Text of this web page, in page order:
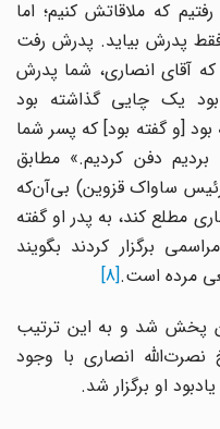
که ملاقاتش کنیم؛ اما
پدرش بیاید. پدرش رفت
آقای انصاری، شما پدرش
یک چایی گذاشته بود
[و گفته بود] که پسر شما
دفن کردیم.» مطابق
ساواک قزوین) بی‌آن‌که
مطلع کند، به پدر او گفته
برگزار کردند بگویند
مرده است.[8]
پخش شد و به این ترتیب
نصرت‌الله انصاری با وجود
او برگزار شد.